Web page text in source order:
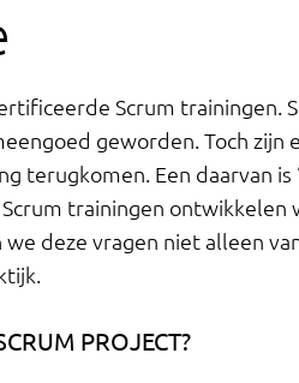
Scrum trainingen.
geworden. Toch zijn
terugkomen. Een daarvan is
trainingen ontwikkelen
deze vragen niet alleen
PROJECT?